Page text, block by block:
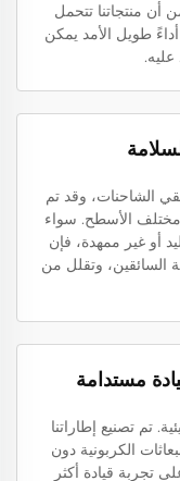
أن منتجاتنا تتحمل
طويل الأمد يمكن
الشاحنات، وقد تم
مختلف الأسطح. سواء
أو غير ممهدة، فإن
السائقين، وتقلل من
مستدامة
تم تصنيع إطاراتنا
الكربونية دون
تجربة قيادة أكثر